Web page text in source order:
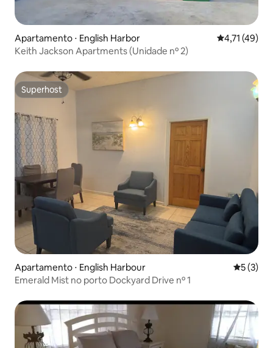
Apartamento ⋅ English Harbor 4,71 de uma
4,71 (49)
Keith Jackson Apartments (Unidade nº 2)
Superhost
Superhost
Apartamento ⋅ English Harbour 5 de
5 (3)
Emerald Mist no porto Dockyard Drive nº 1